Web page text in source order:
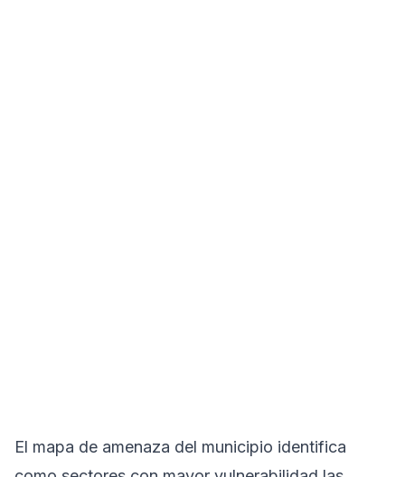
El mapa de amenaza del municipio identifica